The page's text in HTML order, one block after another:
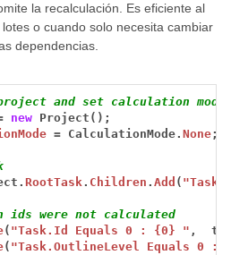
la recalculación. Es eficiente al
o cuando solo necesita cambiar
dependencias.
and set calculation mode
new Project();
= CalculationMode.None;
RootTask. Children .Add ( "Task"
ids were not calculated
( "Task.Id Equals 0 : {0} " ,
( "Task.OutlineLevel Equals 0 :